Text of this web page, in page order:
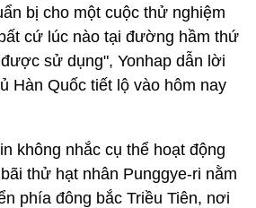
bị cho một cuộc thử nghiệm
cứ lúc nào tại đường hầm thứ
sử dụng", Yonhap dẫn lời
Hàn Quốc tiết lộ vào hôm nay
không nhắc cụ thể hoạt động
thử hạt nhân Punggye-ri nằm
phía đông bắc Triều Tiên, nơi